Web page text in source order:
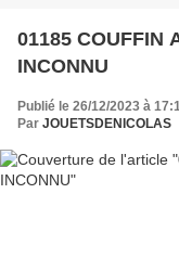
01185 COUFFIN
INCONNU
Publié le 26/12/2023 à
Par JOUETSDENICOLAS